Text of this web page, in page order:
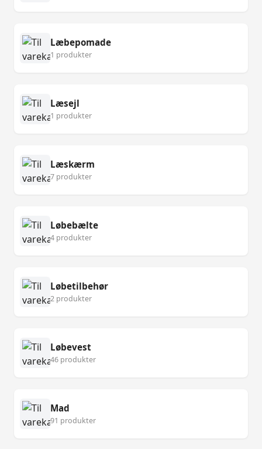
Læbepomade
1 produkter
Læsejl
1 produkter
Læskærm
7 produkter
Løbebælte
4 produkter
Løbetilbehør
2 produkter
Løbevest
46 produkter
Mad
91 produkter